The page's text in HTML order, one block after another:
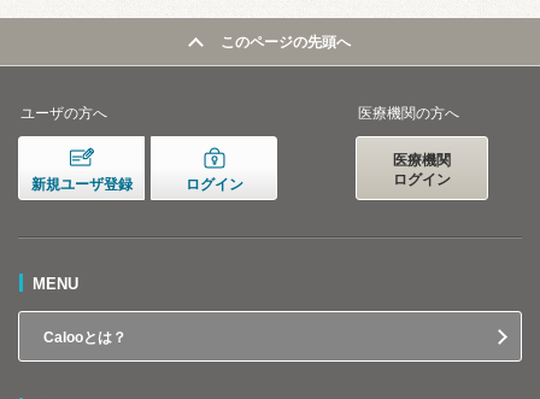
このページの先頭へ
ユーザの方へ
新規ユーザ登録 ログイン
医療機関の方へ
医療機関
ログイン
MENU
Calooとは？